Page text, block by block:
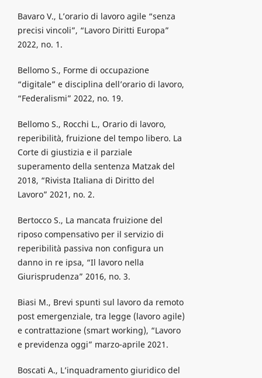
Bavaro V., L’orario di lavoro agile “senza
precisi vincoli”, “Lavoro Diritti Europa”
2022, no. 1.
Bellomo S., Forme di occupazione
“digitale” e disciplina dell’orario di lavoro,
“Federalismi” 2022, no. 19.
Bellomo S., Rocchi L., Orario di lavoro,
reperibilità, fruizione del tempo libero. La
Corte di giustizia e il parziale
superamento della sentenza Matzak del
2018, “Rivista Italiana di Diritto del
Lavoro” 2021, no. 2.
Bertocco S., La mancata fruizione del
riposo compensativo per il servizio di
reperibilità passiva non configura un
danno in re ipsa, “Il lavoro nella
Giurisprudenza” 2016, no. 3.
Biasi M., Brevi spunti sul lavoro da remoto
post emergenziale, tra legge (lavoro agile)
e contrattazione (smart working), “Lavoro
e previdenza oggi” marzo-aprile 2021.
Boscati A., L’inquadramento giuridico del